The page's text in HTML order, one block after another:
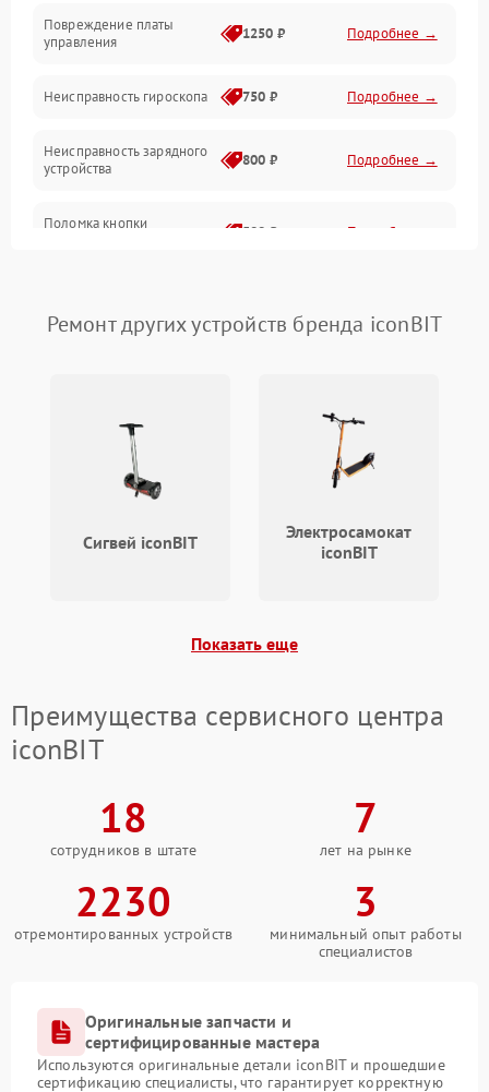
Повреждение платы
управления
1250 ₽ Подробнее →
Неисправность гироскопа 750 ₽ Подробнее →
Неисправность зарядного
устройства
800 ₽ Подробнее →
Поломка кнопки
500 ₽ Подробнее →
наклона
Повреждение проводов
Неисправность
Ремонт других устройств бренда iconBIT
Сигвей iconBIT
Электросамокат
iconBIT
Показать еще
Преимущества сервисного центра
iconBIT
18
сотрудников в штате
7
лет на рынке
2230
отремонтированных устройств
3
минимальный опыт работы
специалистов
Оригинальные запчасти и
сертифицированные мастера
Используются оригинальные детали iconBIT и прошедшие
сертификацию специалисты, что гарантирует корректную